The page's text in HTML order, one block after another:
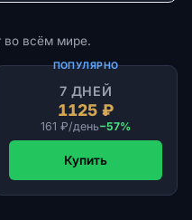
во всём мире.
ПОПУЛЯРНО
7 ДНЕЙ
1125 ₽
161 ₽/день−57%
Купить